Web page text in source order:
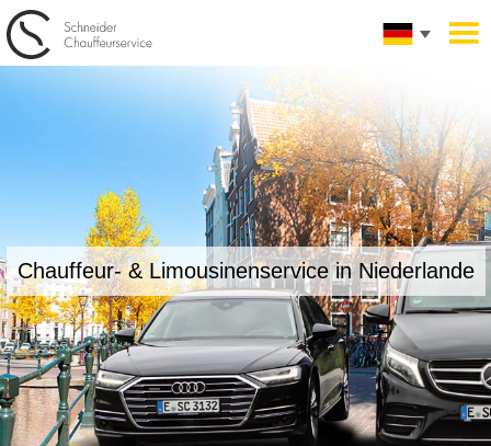
Chauffeur- & Limousinenservicein Niederlande